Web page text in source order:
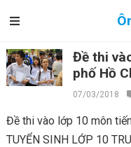
Đề thi
phố Hồ
07/03/2018
Đề thi vào lớp 10 môn
TUYỂN SINH LỚP 10